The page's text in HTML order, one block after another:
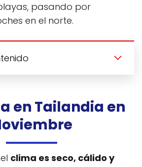
pasando por
en el norte.
en Tailandia en
clima es seco, cálido y